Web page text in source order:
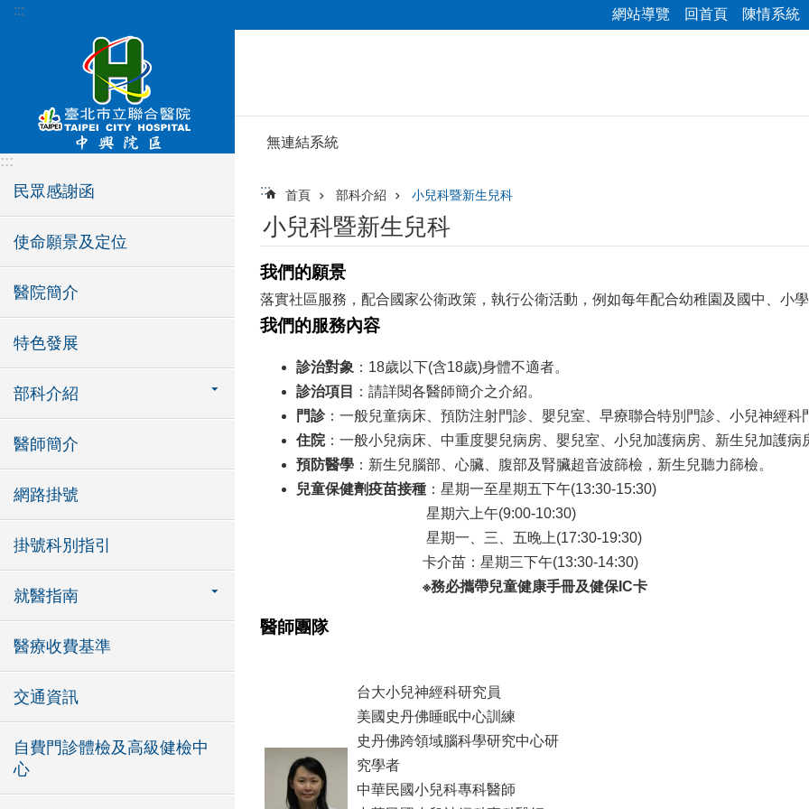
跳到主要內容區塊
::: 網站導覽 回首頁 陳情系統
:::
民眾感謝函
使命願景及定位
醫院簡介
特色發展
部科介紹
醫師簡介
網路掛號
掛號科別指引
就醫指南
醫療收費基準
交通資訊
自費門診體檢及高級健檢中
心
無連結系統
::: 首頁 部科介紹 小兒科暨新生兒科
小兒科暨新生兒科
我們的願景
落實社區服務，配合國家公衛政策，執行公衛活動，例如每年配合幼稚園及國中、小學
我們的服務內容
診治對象 ：18歲以下(含18歲)身體不適者。
診治項目
：請詳閱各醫師簡介之介紹。
門診：一般兒童病床、預防注射門診、嬰兒室、早療聯合特別門診、小兒神經科
住院：一般小兒病床、中重度嬰兒病房、嬰兒室、小兒加護病房、新生兒加護病
預防醫學 ：新生兒腦部、心臟、腹部及腎臟超音波篩檢，新生兒聽力篩檢。
兒童保健劑疫苗接種 ：星期一至星期五下午(13:30-15:30)
星期六上午(9:00-10:30)
星期一、三、五晚上(17:30-19:30)
卡介苗：星期三下午(13:30-14:30)
※務必攜帶兒童健康手冊及健保IC卡
醫師團隊
台大小兒神經科研究員
美國史丹佛睡眠中心訓練
史丹佛跨領域腦科學研究中心研
究學者
中華民國小兒科專科醫師